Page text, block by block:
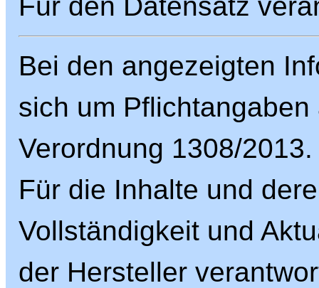
Bei den angezeigten
sich um
Verordnung 1308/2013.
Für die Inhalte und
Vollständigkeit und
der Hersteller